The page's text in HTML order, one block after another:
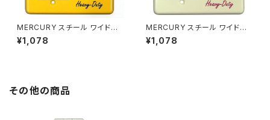
MERCURY スチール ワイドス
イッチプレート マスタード
¥1,078
MERCURY スチール ワイドス
イッチプレート アイボリー
¥1,078
その他の商品